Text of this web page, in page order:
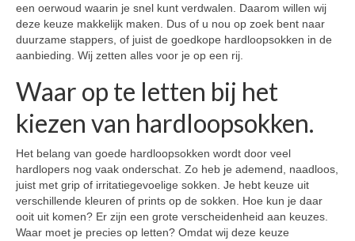
een oerwoud waarin je snel kunt verdwalen. Daarom willen wij
deze keuze makkelijk maken. Dus of u nou op zoek bent naar
duurzame stappers, of juist de goedkope hardloopsokken in de
aanbieding. Wij zetten alles voor je op een rij.
Waar op te letten bij het
kiezen van hardloopsokken.
Het belang van goede hardloopsokken wordt door veel
hardlopers nog vaak onderschat. Zo heb je ademend, naadloos,
juist met grip of irritatiegevoelige sokken. Je hebt keuze uit
verschillende kleuren of prints op de sokken. Hoe kun je daar
ooit uit komen? Er zijn een grote verscheidenheid aan keuzes.
Waar moet je precies op letten? Omdat wij deze keuze